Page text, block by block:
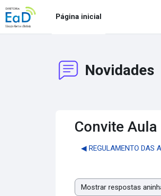
Ir para o conteúdo principal
Página inicial
Novidades
Convite Aula
◀︎ REGULAMENTO DAS
Modo de visualização